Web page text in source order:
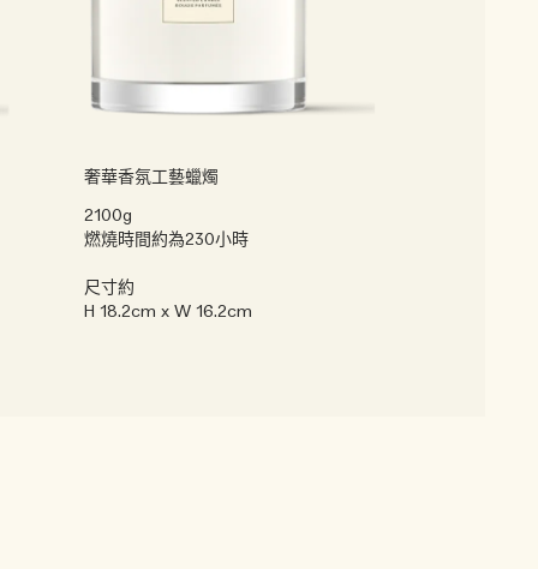
奢華香氛工藝蠟燭
2100g
燃燒時間約為230小時
尺寸約
H 18.2cm x W 16.2cm